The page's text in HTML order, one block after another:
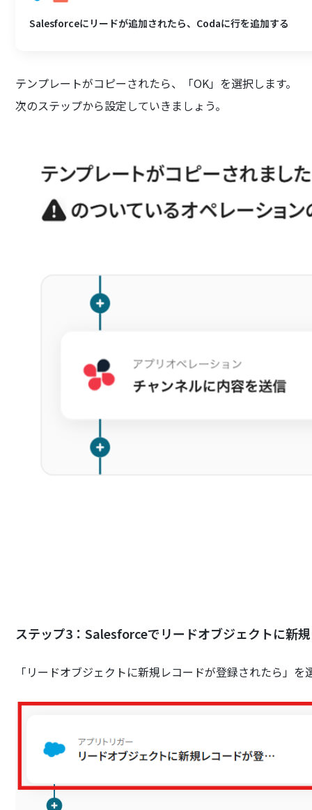
Salesforceにリードが追加されたら、Codaに行を追加する
テンプレートがコピーされたら、「OK」を選択します。
次のステップから設定していきましょう。
ステップ3：Salesforceでリードオブジェクトに新
「リードオブジェクトに新規レコードが登録されたら」を